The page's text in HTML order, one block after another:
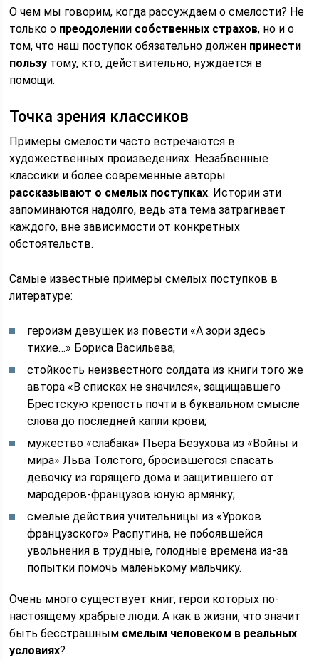
О чем мы говорим, когда рассуждаем о смелости? Не
только о преодолении собственных страхов, но и о
том, что наш поступок обязательно должен принести
пользу тому, кто, действительно, нуждается в
помощи.
Точка зрения классиков
Примеры смелости часто встречаются в
художественных произведениях. Незабвенные
классики и более современные авторы
рассказывают о смелых поступках. Истории эти
запоминаются надолго, ведь эта тема затрагивает
каждого, вне зависимости от конкретных
обстоятельств.
Самые известные примеры смелых поступков в
литературе:
героизм девушек из повести «А зори здесь
тихие…» Бориса Васильева;
стойкость неизвестного солдата из книги того же
автора «В списках не значился», защищавшего
Брестскую крепость почти в буквальном смысле
слова до последней капли крови;
мужество «слабака» Пьера Безухова из «Войны и
мира» Льва Толстого, бросившегося спасать
девочку из горящего дома и защитившего от
мародеров-французов юную армянку;
смелые действия учительницы из «Уроков
французского» Распутина, не побоявшейся
увольнения в трудные, голодные времена из-за
попытки помочь маленькому мальчику.
Очень много существует книг, герои которых по-
настоящему храбрые люди. А как в жизни, что значит
быть бесстрашным смелым человеком в реальных
условиях?